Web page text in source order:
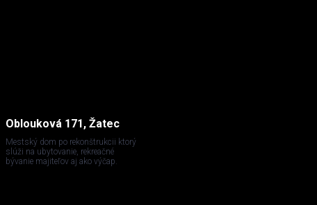
Oblouková 171, Žatec
Mestský dom po rekonštrukcii ktorý
slúži na ubytovanie, rekreačné
bývanie majiteľov aj ako výčap.